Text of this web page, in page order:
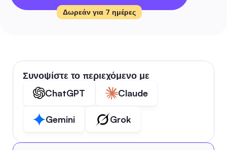
Δωρεάν για 7 ημέρες
Συνοψίστε το περιεχόμενο με
ChatGPT
Claude
Gemini Grok